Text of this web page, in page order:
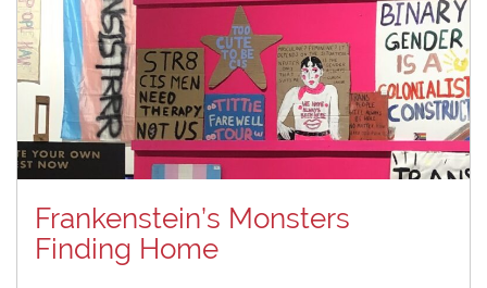
Frankenstein’s Monsters
Finding Home